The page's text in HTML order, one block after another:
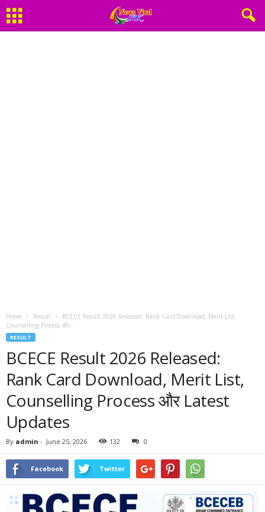
Home Result
BCECE Result 2026 Released: Rank Card Download, Merit List,
Counselling Process और...
RESULT
BCECE Result 2026 Released:
Rank Card Download, Merit List,
Counselling Process और Latest
Updates
By admin - June 25, 2026 132 0
Facebook Twitter